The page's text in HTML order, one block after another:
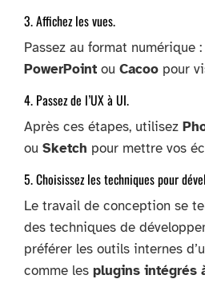
3. Affichez les vues.
Passez au format numérique
PowerPoint ou Cacoo pour
4. Passez de l’UX à UI.
Après ces étapes, utilisez
ou Sketch pour mettre vos
5. Choisissez les techniques pour
Le travail de conception se
des techniques de
préférer les outils internes
comme les plugins intégrés